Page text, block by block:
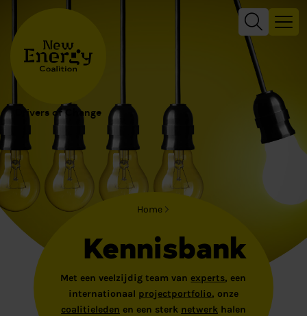
Drivers of Change
Home
Kennisbank
Met een veelzijdig team van experts, een
internationaal projectportfolio, onze
coalitieleden en een sterk netwerkhalen